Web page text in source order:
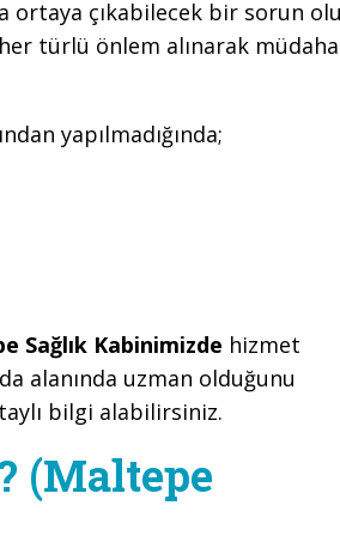
ortaya çıkabilecek bir sorun
türlü önlem alınarak
yapılmadığında;
Sağlık Kabinimizde hizmet
alanında uzman olduğunu
bilgi alabilirsiniz.
(Maltepe